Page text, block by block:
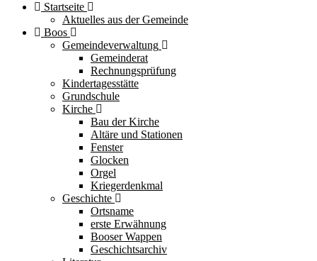
Startseite
Aktuelles aus der Gemeinde
Boos
Gemeindeverwaltung
Gemeinderat
Rechnungsprüfung
Kindertagesstätte
Grundschule
Kirche
Bau der Kirche
Altäre und Stationen
Fenster
Glocken
Orgel
Kriegerdenkmal
Geschichte
Ortsname
erste Erwähnung
Booser Wappen
Geschichtsarchiv